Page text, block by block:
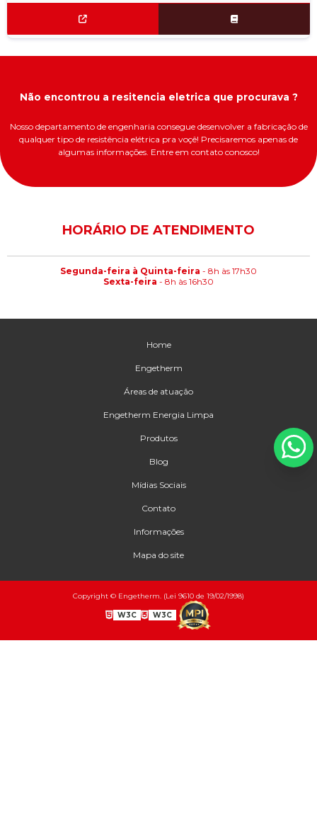
Não encontrou a resitencia eletrica que procurava ?
Nosso departamento de engenharia consegue desenvolver a fabricação de
qualquer tipo de resistência elétrica pra voçê! Precisaremos apenas de
algumas informações. Entre em contato conosco!
HORÁRIO DE ATENDIMENTO
Segunda-feira à Quinta-feira - 8h às 17h30
Sexta-feira - 8h às 16h30
Home
Engetherm
Áreas de atuação
Engetherm Energia Limpa
Produtos
Blog
Mídias Sociais
Contato
Informações
Mapa do site
Copyright © Engetherm. (Lei 9610 de 19/02/1998)
W3C W3C